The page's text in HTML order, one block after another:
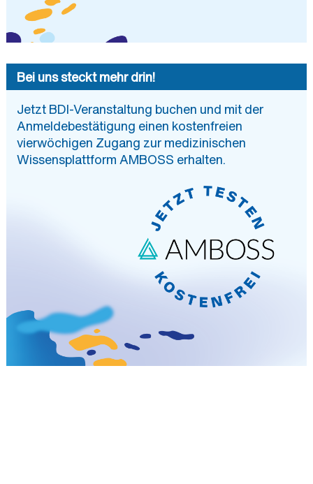
Bei uns steckt mehr drin!
Jetzt BDI-Veranstaltung buchen und mit der
Anmeldebestätigung einen kostenfreien
vierwöchigen Zugang zur medizinischen
Wissensplattform AMBOSS erhalten.